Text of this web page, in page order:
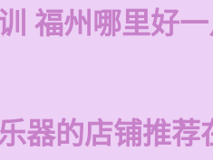
福州哪里好
器的店铺推荐